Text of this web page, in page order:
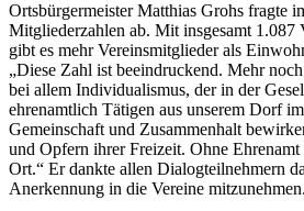
Ortsbürgermeister Matthias Grohs fragte
Mitgliederzahlen ab. Mit insgesamt 1.087
gibt es mehr Vereinsmitglieder als
„Diese Zahl ist beeindruckend. Mehr
bei allem Individualismus, der in der
ehrenamtlich Tätigen aus unserem Dorf
Gemeinschaft und Zusammenhalt
und Opfern ihrer Freizeit. Ohne
Ort.“ Er dankte allen Dialogteilnehmern
Anerkennung in die Vereine mitzunehmen.